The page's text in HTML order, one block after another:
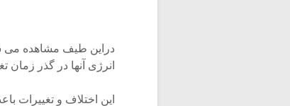
دراین طیف مشاهده می
انرژی آنها در گذر زمان
این اختلاف و تغییرات